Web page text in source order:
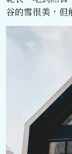
谷的雪很美，但